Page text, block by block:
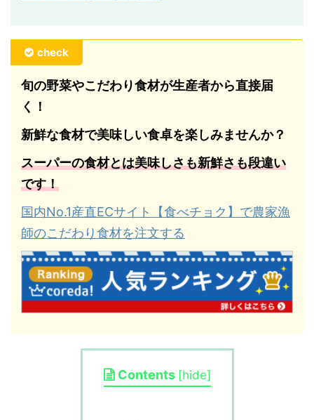
check
旬の野菜やこだわり食材が生産者から直接届
く！
新鮮な食材で美味しい食卓を楽しみませんか？
スーパーの食材とは美味しさも新鮮さも段違い
です！
国内No.1産直ECサイト【食べチョク】で農家漁
師のこだわり食材を注文する
Contents [hide]